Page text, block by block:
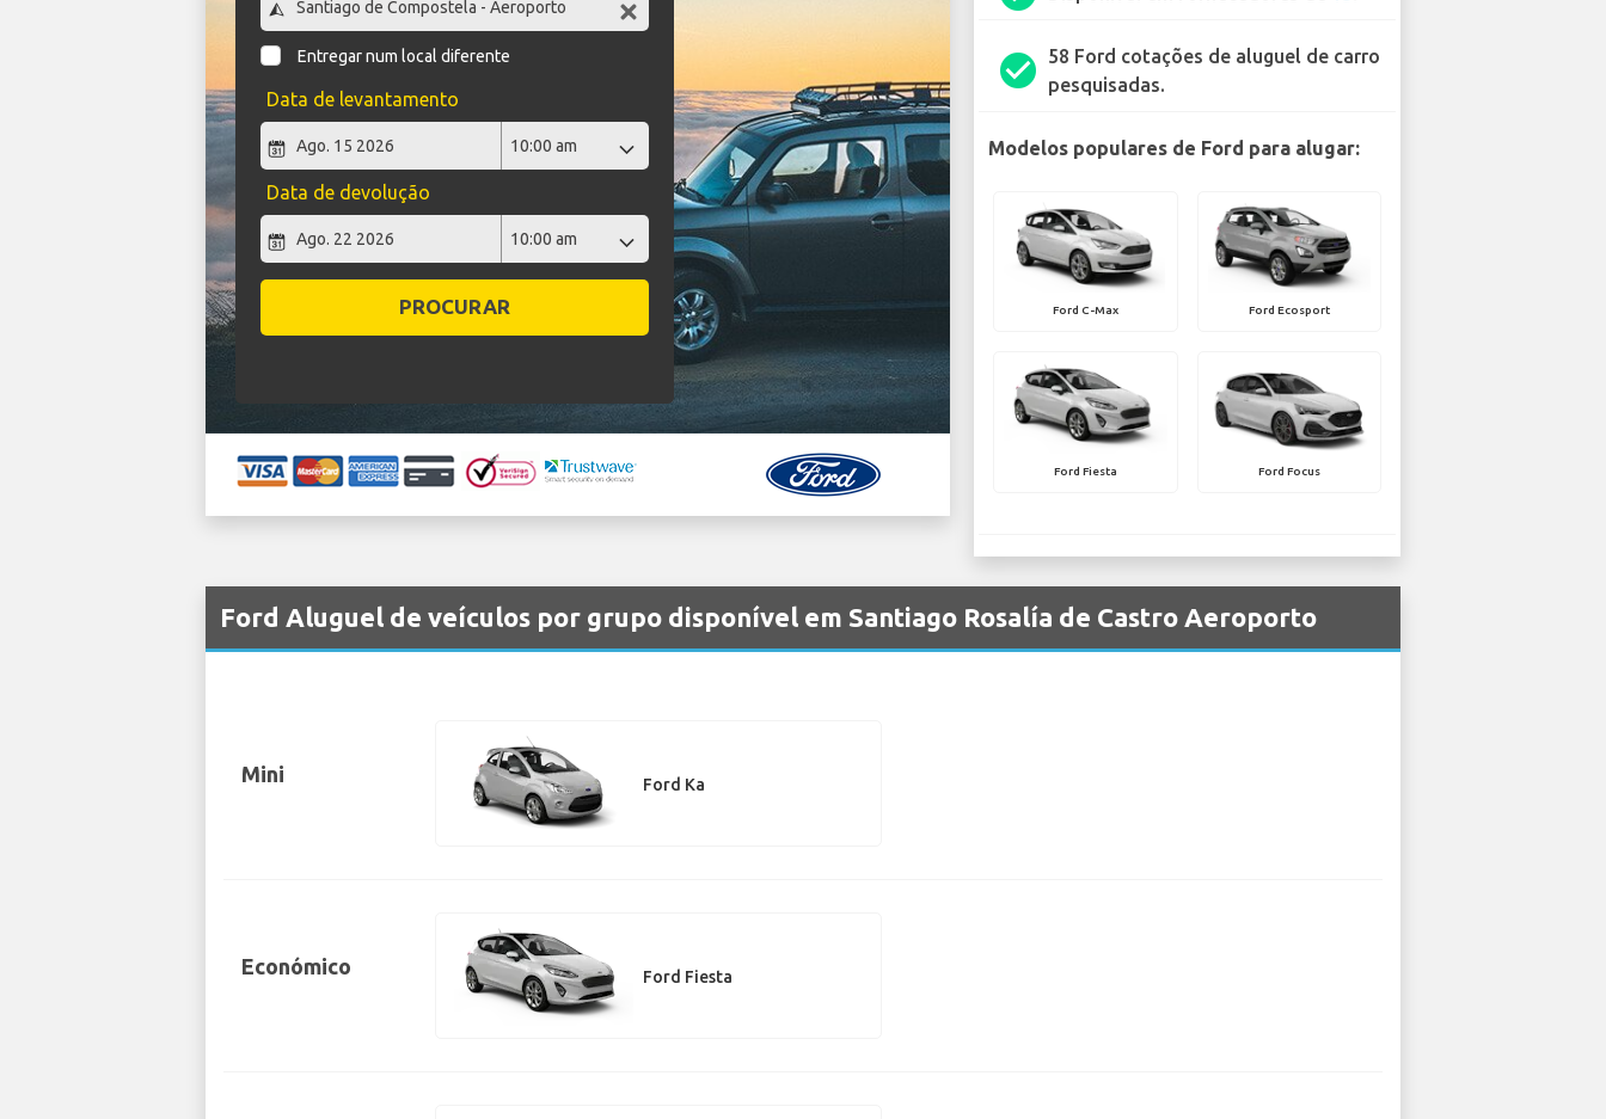
Entregar num local diferente
Data de levantamento
Data de devolução
PROCURAR
check_circle
58 Ford cotações de aluguel de carro
pesquisadas.
Modelos populares de Ford para alugar:
Ford C-Max Ford Ecosport
Ford Fiesta Ford Focus
Ford Aluguel de veículos por grupo disponível em Santiago Rosalía de Castro Aeroporto
Mini Ford Ka
Económico Ford Fiesta